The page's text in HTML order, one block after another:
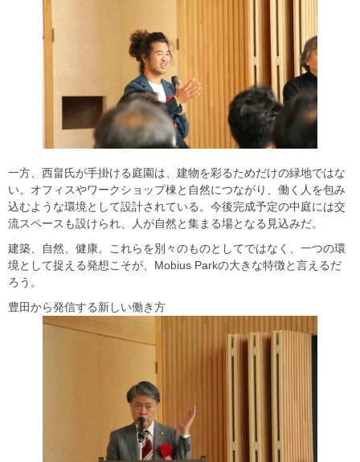
一方、西畠氏が手掛ける庭園は、建物を彩るためだけの緑地ではな
い。オフィスやワークショップ棟と自然につながり、働く人を包み
込むような環境として設計されている。今後完成予定の中庭には交
流スペースも設けられ、人が自然と集まる場となる見込みだ。
建築、自然、健康。これらを別々のものとしてではなく、一つの環
境として捉える発想こそが、Mobius Parkの大きな特徴と言えるだ
ろう。
豊田から発信する新しい働き方